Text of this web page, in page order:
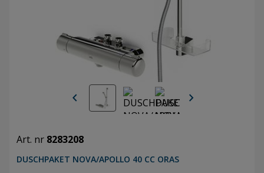
chevron_left chevron_right
Art. nr 8283208
DUSCHPAKET NOVA/APOLLO 40 CC ORAS